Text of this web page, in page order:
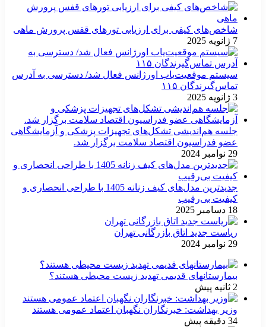
شاخص‌های کیفی برای ارزیابی تورهای قفس پرورش ماهی
7 ژانویه 2025
سیستم موقعیت‌یاب اورژانس فعال شد/ دسترسی به آدرس
تماس‌گیرندگان ۱۱۵
3 ژانویه 2025
جلسه هم‌اندیشی تشکل‌های تجهیزات پزشکی و آزمایشگاهی
عضو فدراسیون اقتصاد سلامت برگزار شد.
29 نوامبر 2024
جدیدترین مدل‌های کیف زنانه 1405 با طراحی انحصاری و
کیفیت بی‌رقیب
18 دسامبر 2025
ریاست جدید اتاق بازرگانی تهران
29 نوامبر 2024
بیمارستانهای قدیمی تهدید زیست محیطی هستند؟
2 ثانیه پیش
وزیر بهداشت: خبرنگاران نگهبان اعتماد عمومی هستند
34 دقیقه پیش